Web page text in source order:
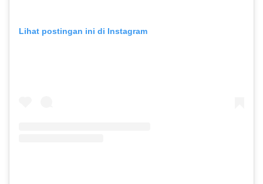
Lihat postingan ini di Instagram